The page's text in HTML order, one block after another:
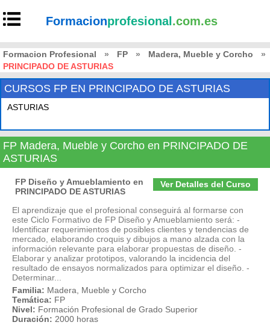
Formacionprofesional .com.es
Formacion Profesional » FP » Madera, Mueble y Corcho
»
PRINCIPADO DE ASTURIAS
CURSOS FP EN PRINCIPADO DE ASTURIAS
ASTURIAS
FP Madera, Mueble y Corcho en PRINCIPADO DE
ASTURIAS
Ver Detalles del Curso
FP Diseño y Amueblamiento en
PRINCIPADO DE ASTURIAS
El aprendizaje que el profesional conseguirá al formarse con
este Ciclo Formativo de FP Diseño y Amueblamiento será: -
Identificar requerimientos de posibles clientes y tendencias de
mercado, elaborando croquis y dibujos a mano alzada con la
información relevante para elaborar propuestas de diseño. -
Elaborar y analizar prototipos, valorando la incidencia del
resultado de ensayos normalizados para optimizar el diseño. -
Determinar...
Familia: Madera, Mueble y Corcho
Temática: FP
Nivel: Formación Profesional de Grado Superior
Duración: 2000 horas